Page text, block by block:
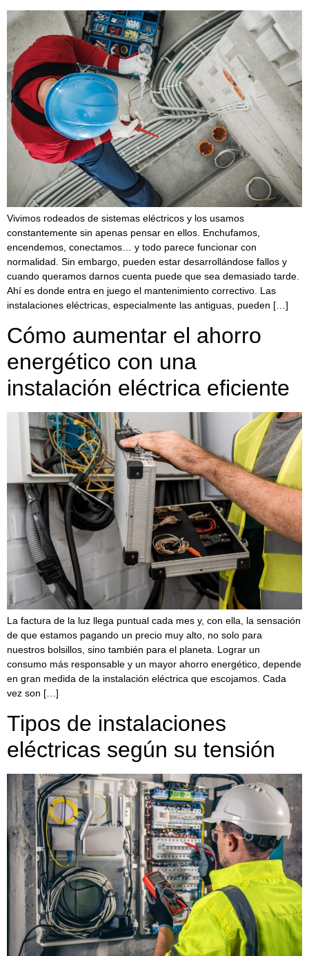
Vivimos rodeados de sistemas eléctricos y los usamos
constantemente sin apenas pensar en ellos. Enchufamos,
encendemos, conectamos… y todo parece funcionar con
normalidad. Sin embargo, pueden estar desarrollándose fallos y
cuando queramos darnos cuenta puede que sea demasiado tarde.
Ahí es donde entra en juego el mantenimiento correctivo. Las
instalaciones eléctricas, especialmente las antiguas, pueden […]
Cómo aumentar el ahorro
energético con una
instalación eléctrica eficiente
La factura de la luz llega puntual cada mes y, con ella, la sensación
de que estamos pagando un precio muy alto, no solo para
nuestros bolsillos, sino también para el planeta. Lograr un
consumo más responsable y un mayor ahorro energético, depende
en gran medida de la instalación eléctrica que escojamos. Cada
vez son […]
Tipos de instalaciones
eléctricas según su tensión